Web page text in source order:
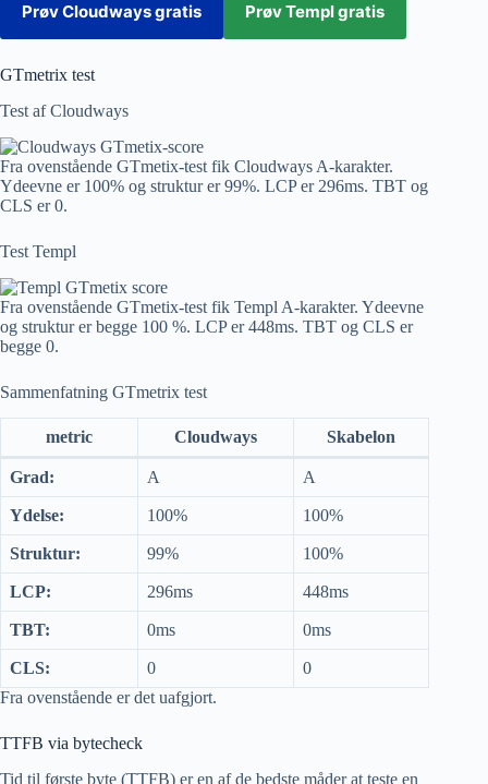
Prøv Cloudways gratis Prøv Templ gratis
GTmetrix test
Test af Cloudways
Fra ovenstående GTmetix-test fik Cloudways A-karakter.
Ydeevne er 100% og struktur er 99%. LCP er 296ms. TBT og
CLS er 0.
Test Templ
Fra ovenstående GTmetix-test fik Templ A-karakter. Ydeevne
og struktur er begge 100 %. LCP er 448ms. TBT og CLS er
begge 0.
Sammenfatning GTmetrix test
metric Cloudways Skabelon
Grad: A A
Ydelse: 100% 100%
Struktur: 99% 100%
LCP: 296ms 448ms
TBT: 0ms 0ms
CLS: 0
0
Fra ovenstående er det uafgjort.
TTFB via bytecheck
Tid til første byte (TTFB) er en af ​​de bedste måder at teste en